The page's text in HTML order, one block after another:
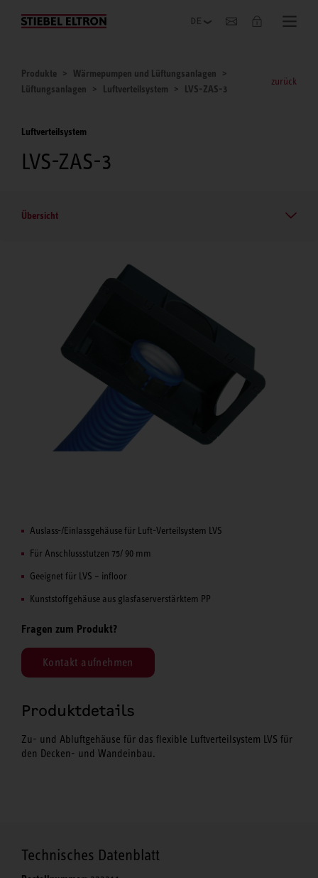
Unternehmen
Produkte
Wärmepumpen und Lüftungsanlagen
Lüftungsanlagen
Luftverteilsystem LVS-ZAS-3
zurück
Luftverteilsystem
LVS-ZAS-3
Übersicht
Auslass-/Einlassgehäuse für Luft-Verteilsystem LVS
Für Anschlussstutzen 75/ 90 mm
Geeignet für LVS – infloor
Kunststoffgehäuse aus glasfaserverstärktem PP
Fragen zum Produkt?
Kontakt aufnehmen
Produktdetails
Zu- und Abluftgehäuse für das flexible Luftverteilsystem LVS für
den Decken- und Wandeinbau.
Technisches Datenblatt